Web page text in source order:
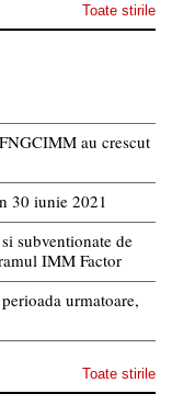
Toate stirile
au crescut
30 iunie 2021
subventionate de
IMM Factor
urmatoare,
Toate stirile